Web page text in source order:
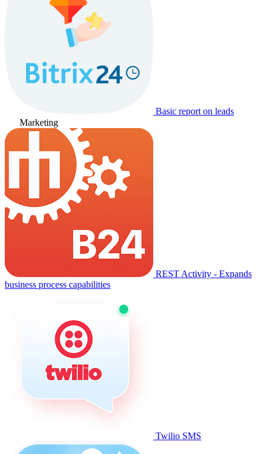
Basic report on leads
Marketing
REST Activity - Expands
business process capabilities
Twilio SMS